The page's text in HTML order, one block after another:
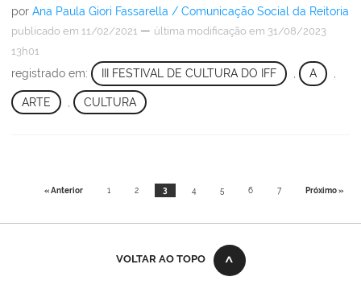
por Ana Paula Giori Fassarella / Comunicação Social da Reitoria
publicado em 11/02/2021 — última modificação em 31/08/2023
13h01
registrado em: III FESTIVAL DE CULTURA DO IFF , A ,
ARTE CULTURA
« Anterior 1 2 3 4 5 6 7 Próximo »
VOLTAR AO TOPO